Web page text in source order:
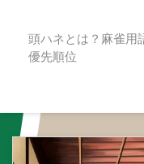
頭ハネとは？麻雀用
優先順位